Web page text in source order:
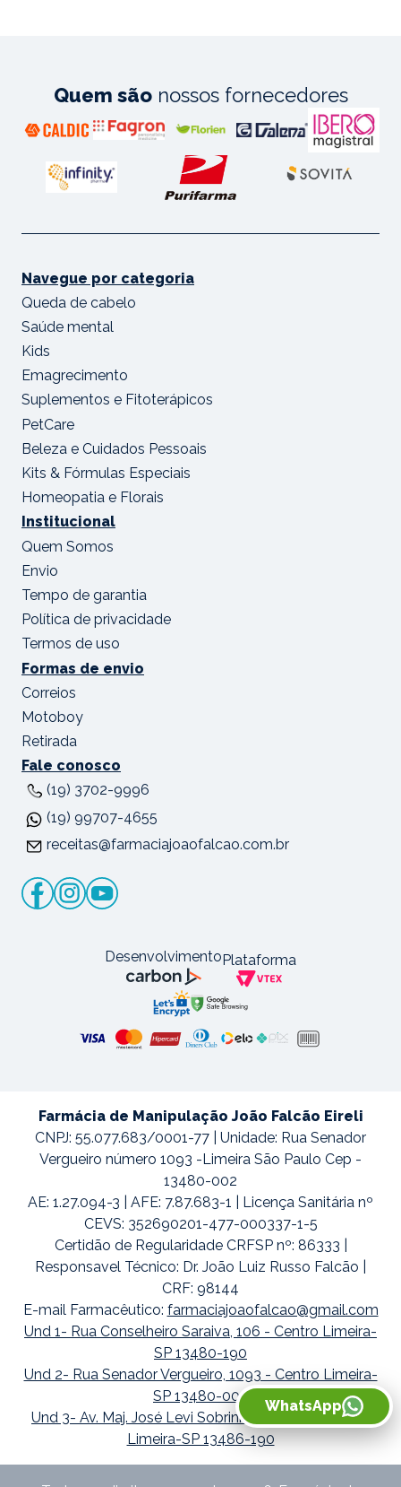
Quem sãonossos fornecedores
Navegue por categoria
Queda de cabelo
Saúde mental
Kids
Emagrecimento
Suplementos e Fitoterápicos
PetCare
Beleza e Cuidados Pessoais
Kits & Fórmulas Especiais
Homeopatia e Florais
Institucional
Quem Somos
Envio
Tempo de garantia
Política de privacidade
Termos de uso
Formas de envio
Correios
Motoboy
Retirada
Fale conosco
(19) 3702-9996
(19) 99707-4655
receitas@farmaciajoaofalcao.com.br
DesenvolvimentoPlataforma
Farmácia de Manipulação João Falcão Eireli
CNPJ: 55.077.683/0001-77 | Unidade: Rua Senador
Vergueiro número 1093 -Limeira São Paulo Cep -
13480-002
AE: 1.27.094-3 | AFE: 7.87.683-1 | Licença Sanitária nº
CEVS: 352690201-477-000337-1-5
Certidão de Regularidade CRFSP nº: 86333 |
Responsavel Técnico: Dr. João Luiz Russo Falcão |
CRF: 98144
E-mail Farmacêutico: farmaciajoaofalcao@gmail.com
Und 1- Rua Conselheiro Saraiva, 106 - Centro Limeira-
SP 13480-190
Und 2- Rua Senador Vergueiro, 1093 - Centro Limeira-
SP 13480-002
Und 3- Av. Maj. José Levi Sobrinho, 1738 - Boa Vista
Limeira-SP 13486-190
WhatsApp